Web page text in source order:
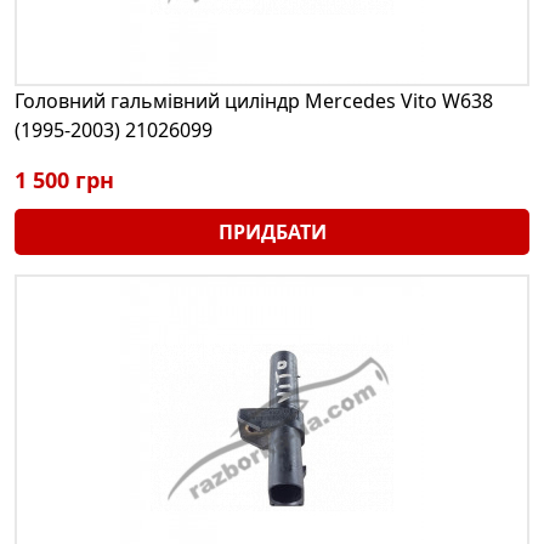
Головний гальмівний циліндр Mercedes Vito W638
(1995-2003) 21026099
1 500 грн
ПРИДБАТИ